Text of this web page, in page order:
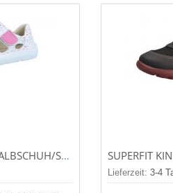
FRODDO KINDER HALBSCHUH/SANDALE/BARFUSSSCHUHE BAREFOOT ELASTIC SAN WHITE (WEISS) G3150262-8
Lieferzeit: 3-4